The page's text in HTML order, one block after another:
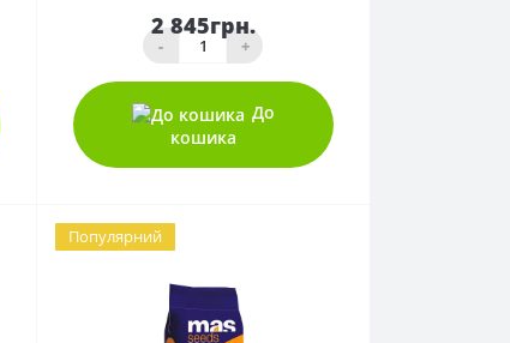
2 845грн.
- +
До
кошика
Популярний